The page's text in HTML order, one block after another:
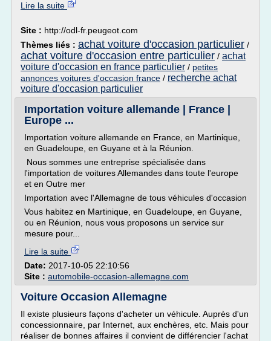
Lire la suite
Site : http://odl-fr.peugeot.com
Thèmes liés : achat voiture d'occasion particulier /
achat voiture d'occasion entre particulier / achat
voiture d'occasion en france particulier / petites
annonces voitures d'occasion france / recherche achat
voiture d'occasion particulier
Importation voiture allemande | France |
Europe ...
Importation voiture allemande en France, en Martinique,
en Guadeloupe, en Guyane et à la Réunion.
Nous sommes une entreprise spécialisée dans
l'importation de voitures Allemandes dans toute l'europe
et en Outre mer
Importation avec l'Allemagne de tous véhicules d'occasion
Vous habitez en Martinique, en Guadeloupe, en Guyane,
ou en Réunion, nous vous proposons un service sur
mesure pour...
Lire la suite
Date: 2017-10-05 22:10:56
Site : automobile-occasion-allemagne.com
Voiture Occasion Allemagne
Il existe plusieurs façons d'acheter un véhicule. Auprès d'un
concessionnaire, par Internet, aux enchères, etc. Mais pour
réaliser de bonnes affaires il convient de différencier l'achat